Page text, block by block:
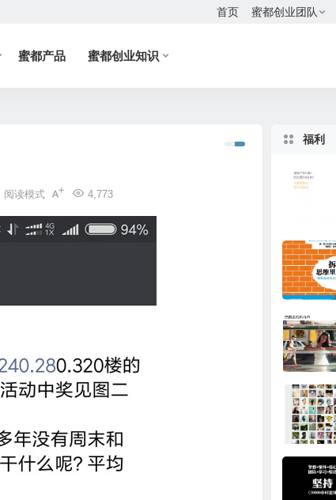
首页 蜜都创业团队
蜜都产品 蜜都创业知识
4,773
阅读模式
福利